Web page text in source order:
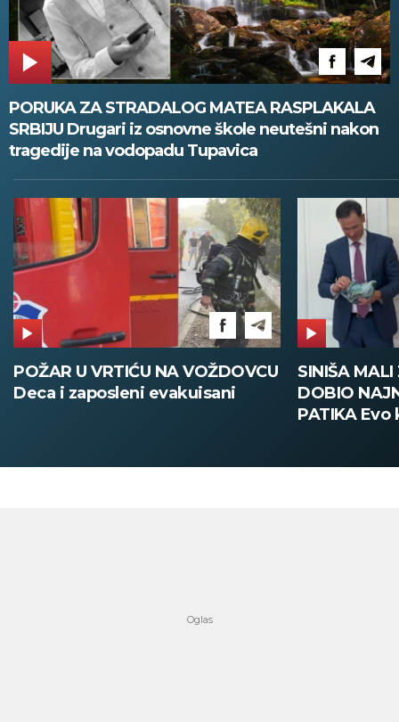
PORUKA ZA STRADALOG MATEA RASPLAKALA
SRBIJU Drugari iz osnovne škole neutešni nakon
tragedije na vodopadu Tupavica
POŽAR U VRTIĆU NA VOŽDOVCU
Deca i zaposleni evakuisani
SINIŠA
DOBIO
PATIKA